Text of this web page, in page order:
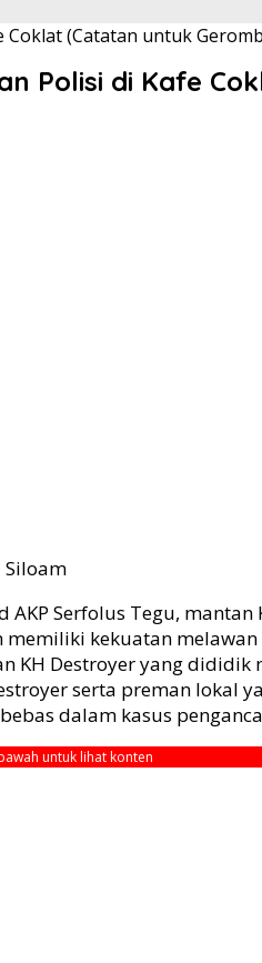
(Catatan untuk
Polisi di Kafe
Siloam
Serfolus Tegu,
kekuatan
KH Destroyer yang
serta preman lokal
dalam kasus
untuk lihat konten